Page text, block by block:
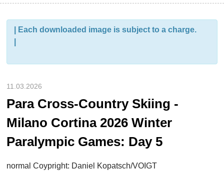
| Each downloaded image is subject to a charge.
11.03.2026
Para Cross-Country Skiing -
Milano Cortina 2026 Winter
Paralympic Games: Day 5
normal Coypright: Daniel Kopatsch/VOIGT